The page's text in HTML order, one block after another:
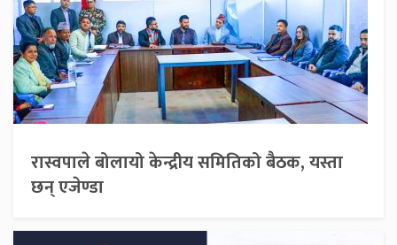
रास्वपाले बोलायो केन्द्रीय समितिको बैठक, यस्ता
छन् एजेण्डा